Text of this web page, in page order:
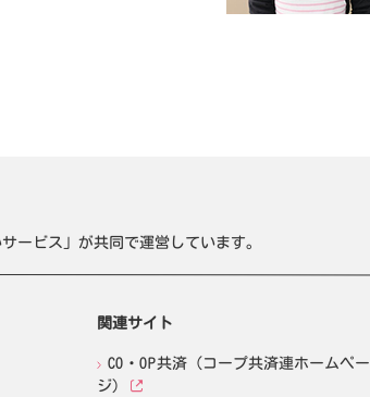
ービス」が共同で運営しています。
関連サイト
CO・OP共済（コープ共済連ホームペー
ジ）